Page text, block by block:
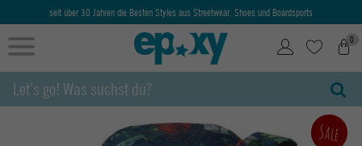
seit über 30 Jahren die Besten Styles aus Streetwear, Shoes und Boardsports
0
Sale